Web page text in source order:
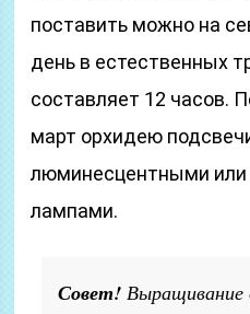
поставить можно на
день в естественных
составляет 12 часов.
март орхидею
люминесцентными
лампами.
Совет! Выращивание